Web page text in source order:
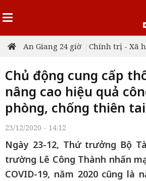
An Giang 24 giờ Chính trị - Xã
Chủ động cung cấp
nâng cao hiệu quả
phòng, chống thiên tai
23/12/2020 - 14:12
Ngày 23-12, Thứ trưởng Bộ
trường Lê Công Thành nhấn
COVID-19, năm 2020 cũng là